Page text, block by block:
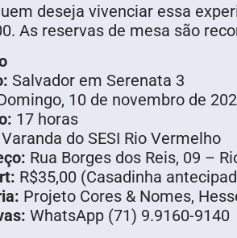
deseja vivenciar essa
As reservas de mesa são
Salvador em Serenata 3
10 de novembro de
17 horas
Varanda do SESI Rio Vermelho
Rua Borges dos Reis, 09 –
R$35,00 (Casadinha
Projeto Cores & Nomes,
WhatsApp (71) 9.9160-9140